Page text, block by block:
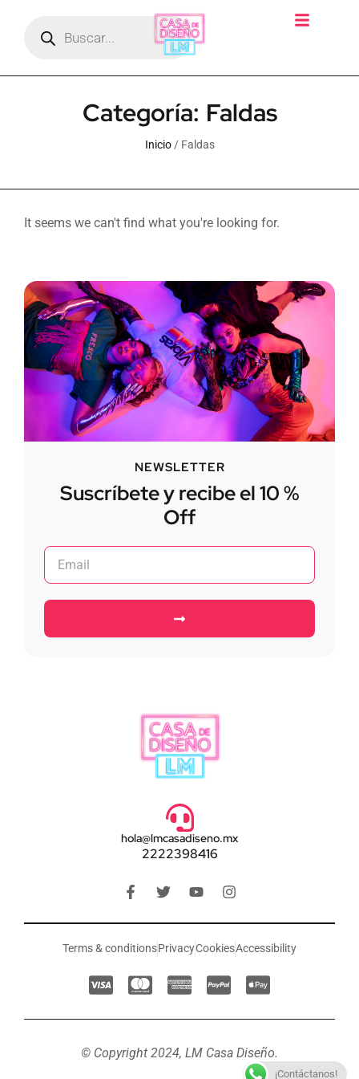
Categoría: Faldas
Inicio/ Faldas
It seems we can't find what you're looking for.
NEWSLETTER
Suscríbete y recibe el 10 %
Off
hola@lmcasadiseno.mx
2222398416
Terms & conditionsPrivacyCookiesAccessibility
© Copyright 2024, LM Casa Diseño.
¡Contáctanos!